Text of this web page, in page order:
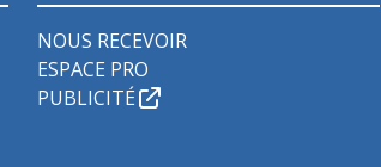
NOUS RECEVOIR
ESPACE PRO
PUBLICITÉ